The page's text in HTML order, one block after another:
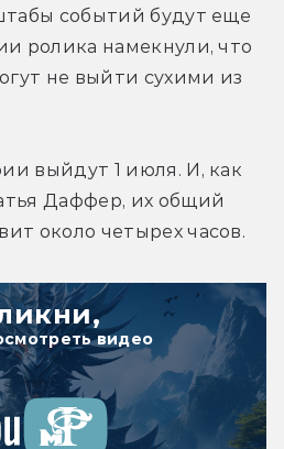
событий будут еще
ролика намекнули, что
не выйти сухими из
выйдут 1 июля. И, как
Даффер, их общий
около четырех часов.
видео